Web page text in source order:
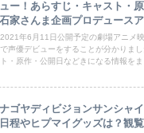
ュー！あらすじ・キャスト・
石家さんま企画プロデュースア
2021年6月11日公開予定の劇場アニメ
で声優デビューをすることが分かりま
ト・原作・公開日などきになる情報を
ナゴヤディビジョンサンシャ
日程やヒプマイグッズは？観